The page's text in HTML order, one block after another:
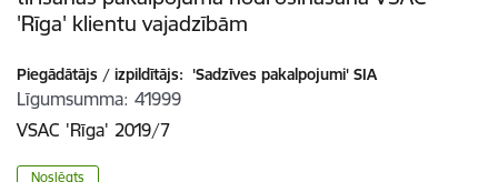
'Rīga' klientu vajadzībām
Piegādātājs / izpildītājs: 'Sadzīves pakalpojumi' SIA
Līgumsumma 41999
VSAC 'Rīga' 2019/7
Noslēgts